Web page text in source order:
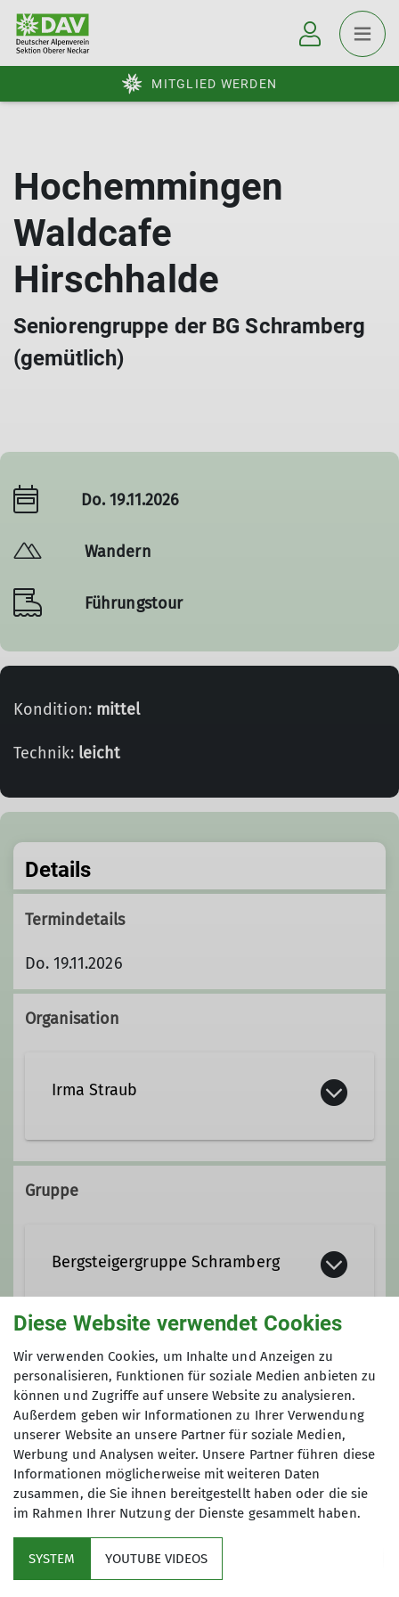
MITGLIED WERDEN
Hochemmingen
Waldcafe
Hirschhalde
Seniorengruppe der BG Schramberg
(gemütlich)
Do. 19.11.2026
Wandern
Führungstour
Kondition: mittel
Technik: leicht
Details
Termindetails
Do. 19.11.2026
Organisation
Irma Straub
07402-8378
Gruppe
Bergsteigergruppe Schramberg
Die Bergsteigergruppe Schramberg ....
... mehr unter Details
Details
Seniorengruppe Schramberg
(gemütlich)
Die gemütliche Seniorengruppe trifft
sich einmal im Monat zum Wandern
und Einkehren.
Diese Website verwendet Cookies
Wir verwenden Cookies, um Inhalte und Anzeigen zu
personalisieren, Funktionen für soziale Medien anbieten zu
können und Zugriffe auf unsere Website zu analysieren.
Außerdem geben wir Informationen zu Ihrer Verwendung
unserer Website an unsere Partner für soziale Medien,
Werbung und Analysen weiter. Unsere Partner führen diese
Informationen möglicherweise mit weiteren Daten
zusammen, die Sie ihnen bereitgestellt haben oder die sie
im Rahmen Ihrer Nutzung der Dienste gesammelt haben.
SYSTEM YOUTUBE VIDEOS